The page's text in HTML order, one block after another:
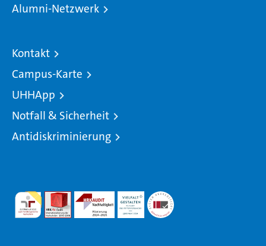
Alumni-Netzwerk
Kontakt
Campus-Karte
UHHApp
Notfall & Sicherheit
Antidiskriminierung